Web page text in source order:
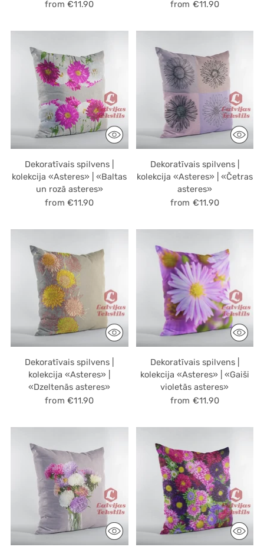
from €11.90
from €11.90
Dekoratīvais spilvens |
kolekcija «Asteres» | «Baltas
un rozā asteres»
from €11.90
Dekoratīvais spilvens |
kolekcija «Asteres» | «Četras
asteres»
from €11.90
Dekoratīvais spilvens |
kolekcija «Asteres» |
«Dzeltenās asteres»
from €11.90
Dekoratīvais spilvens |
kolekcija «Asteres» | «Gaiši
violetās asteres»
from €11.90